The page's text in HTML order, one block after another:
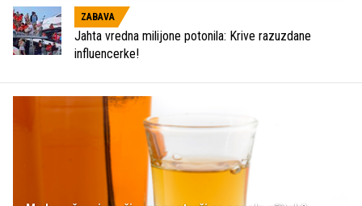
ZABAVA
Jahta vredna milijone potonila: Krive razuzdane
influencerke!